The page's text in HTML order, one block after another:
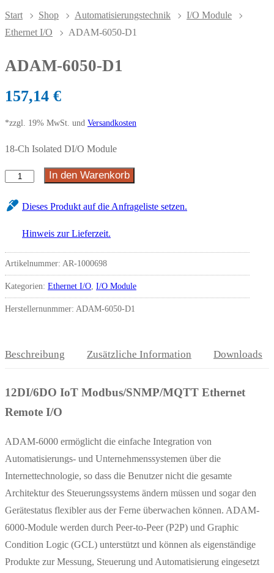
Start Shop Automatisierungstechnik
I/O Module
Ethernet I/O
ADAM-6050-D1
ADAM-6050-D1
157,14 €
*zzgl. 19% MwSt. und Versandkosten
18-Ch Isolated DI/O Module
In den Warenkorb
Dieses Produkt auf die Anfrageliste setzen.
Hinweis zur Lieferzeit.
Artikelnummer: AR-1000698
Kategorien: Ethernet I/O, I/O Module
Herstellernunmmer: ADAM-6050-D1
Beschreibung Zusätzliche Information Downloads
12DI/6DO IoT Modbus/SNMP/MQTT Ethernet
Remote I/O
ADAM-6000 ermöglicht die einfache Integration von
Automatisierungs- und Unternehmenssystemen über die
Internettechnologie, so dass die Benutzer nicht die gesamte
Architektur des Steuerungssystems ändern müssen und sogar den
Gerätestatus flexibler aus der Ferne überwachen können. ADAM-
6000-Module werden durch Peer-to-Peer (P2P) und Graphic
Condition Logic (GCL) unterstützt und können als eigenständige
Produkte zur Messung, Steuerung und Automatisierung eingesetzt